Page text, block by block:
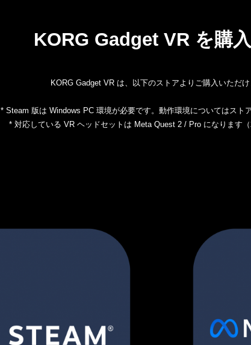
KORG Gadget VR を購
KORG Gadget VR は、以下のストアよりご購入いただけ
* Steam 版は Windows PC 環境が必要です。動作環境についてはスト
* 対応している VR ヘッドセットは Meta Quest 2 / Pro になります（